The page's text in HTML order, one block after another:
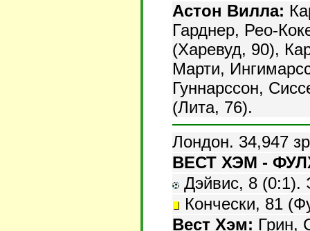
Астон Вилла:
Гарднер, Рео-
(Харевуд, 90),
Марти,
Гуннарссон,
(Лита, 76).
Лондон. 34,947
ВЕСТ ХЭМ -
Дэйвис, 8 (0:1).
Кончески, 81
Вест Хэм: Грин,